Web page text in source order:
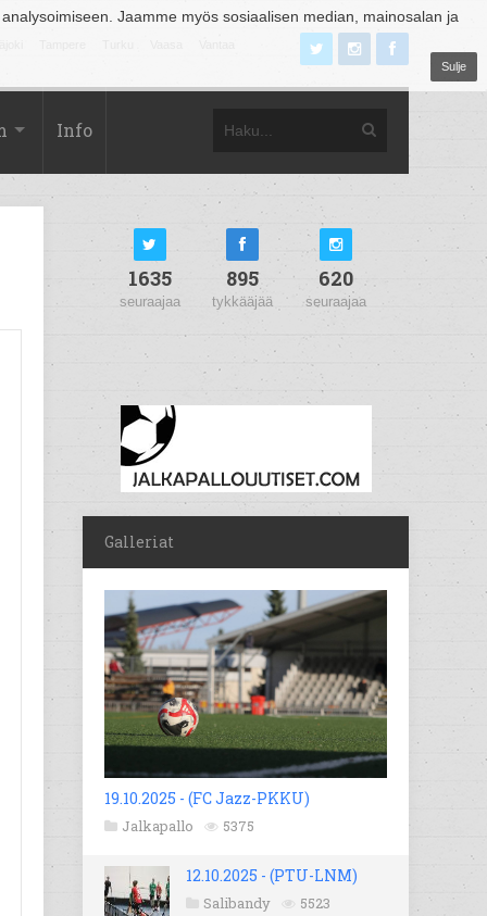
Jaamme myös sosiaalisen median, mainosalan ja
Sulje
Info
1635
seuraajaa
895
tykkääjää
620
seuraajaa
Galleriat
19.10.2025 - (FC Jazz-PKKU)
Jalkapallo 5375
12.10.2025 - (PTU-LNM)
Salibandy 5523